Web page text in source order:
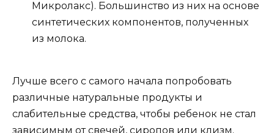
Микролакс). Большинство из них на основе
синтетических компонентов, полученных
из молока.
Лучше всего с самого начала попробовать
различные натуральные продукты и
слабительные средства, чтобы ребенок не стал
зависимым от свечей, сиропов или клизм.